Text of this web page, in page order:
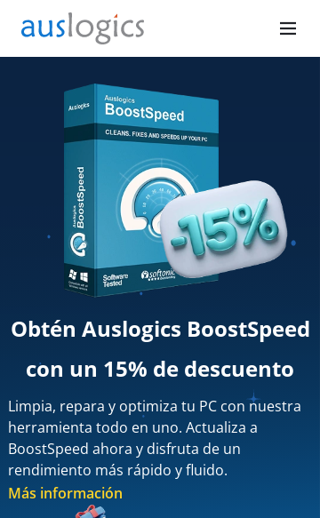
Obtén Auslogics BoostSpeed
con un 15% de descuento
Limpia, repara y optimiza tu PC con nuestra
herramienta todo en uno. Actualiza a
BoostSpeed ahora y disfruta de un
rendimiento más rápido y fluido.
Más información